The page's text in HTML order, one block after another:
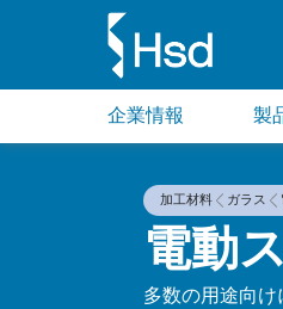
企業情報 製
加工材料 ガラス
電動
多数の用途向